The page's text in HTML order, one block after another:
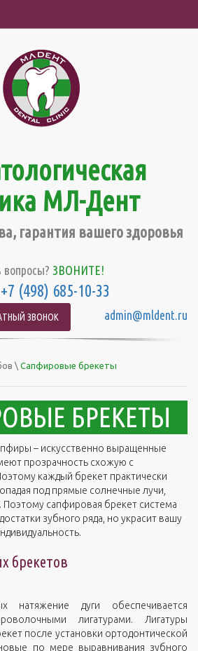
МЛ-Дент
гарантия вашего здоровья
вопросы? ЗВОНИТЕ!
+7 (498) 685-10-33
admin@mldent.ru
ЗВОНОК
\ Сапфировые брекеты
БРЕКЕТЫ
– искусственно выращенные
прозрачность схожую с
каждый брекет практически
под прямые солнечные лучи,
Поэтому сапфировая брекет система
зубного ряда, но украсит вашу
брекетов
натяжение дуги обеспечивается
лигатурами. Лигатуры
после установки ортодонтической
по мере выравнивания зубного